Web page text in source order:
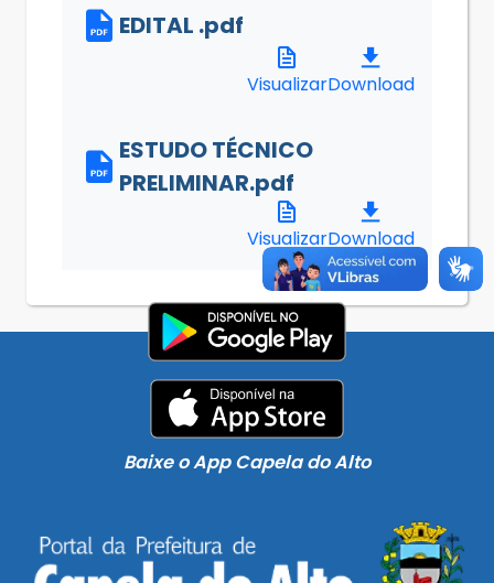
EDITAL .pdf
VisualizarDownload
ESTUDO TÉCNICO
PRELIMINAR.pdf
VisualizarDownload
Baixe o App Capela do Alto